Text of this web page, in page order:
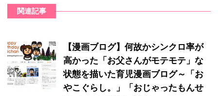
関連記事
【漫画ブログ】何故かシンクロ率が
高かった「お父さんがモテモテ」な
状態を描いた育児漫画ブログ～「お
やこぐらし。」「おじゃったもんせ